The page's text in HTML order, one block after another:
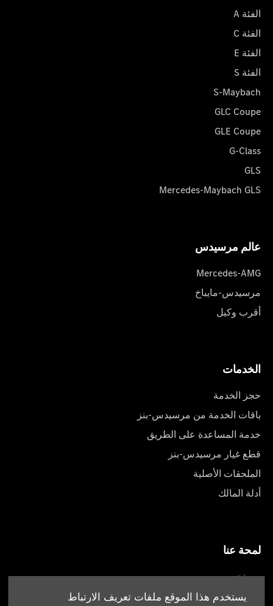
يستخدم هذا الموقع ملفات تعريف الارتباط
الفئة A
الفئة C
الفئة E
الفئة S
S-Maybach
GLC Coupe
GLE Coupe
G-Class
GLS
Mercedes-Maybach GLS
عالم مرسیدس
Mercedes-AMG
مرسيدس-مايباخ
أقرب وكيل
الخدمات
حجز الخدمة
باقات الخدمة من مرسيدس-بنز
خدمة المساعدة على الطريق
قطع غيار مرسيدس-بنز
الملحقات الأصلية
أدلة المالك
لمحة عنا
من نحن
أقرب وكيل